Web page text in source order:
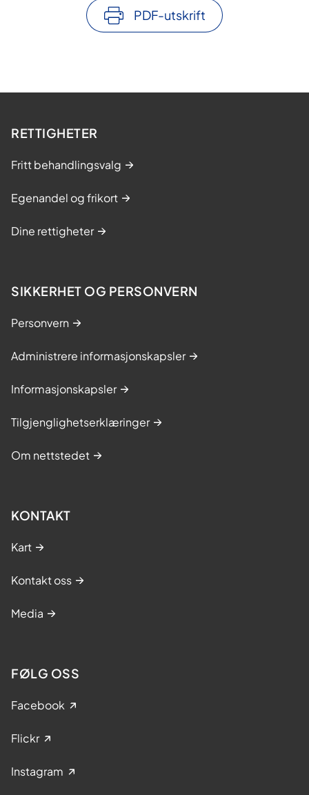
PDF-utskrift
RETTIGHETER
Fritt behandlingsvalg
Egenandel og frikort
Dine rettigheter
SIKKERHET OG PERSONVERN
Personvern
Administrere informasjonskapsler
Informasjonskapsler
Tilgjenglighetserklæringer
Om nettstedet
KONTAKT
Kart
Kontakt oss
Media
FØLG OSS
Facebook
Flickr
Instagram